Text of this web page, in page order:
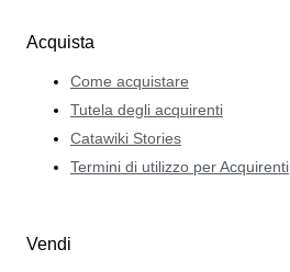
Acquista
Come acquistare
Tutela degli acquirenti
Catawiki Stories
Termini di utilizzo per Acquirenti
Vendi